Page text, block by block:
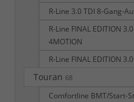
R-Line 3.0 TDI 8-Gang-
R-Line FINAL EDITION
4MOTION
R-Line FINAL EDITION
Touran 68
Comfortline BMT/Start-